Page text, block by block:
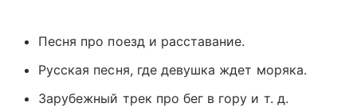
Песня про поезд и расставание.
Русская песня, где девушка ждет моряка.
Зарубежный трек про бег в гору и т. д.